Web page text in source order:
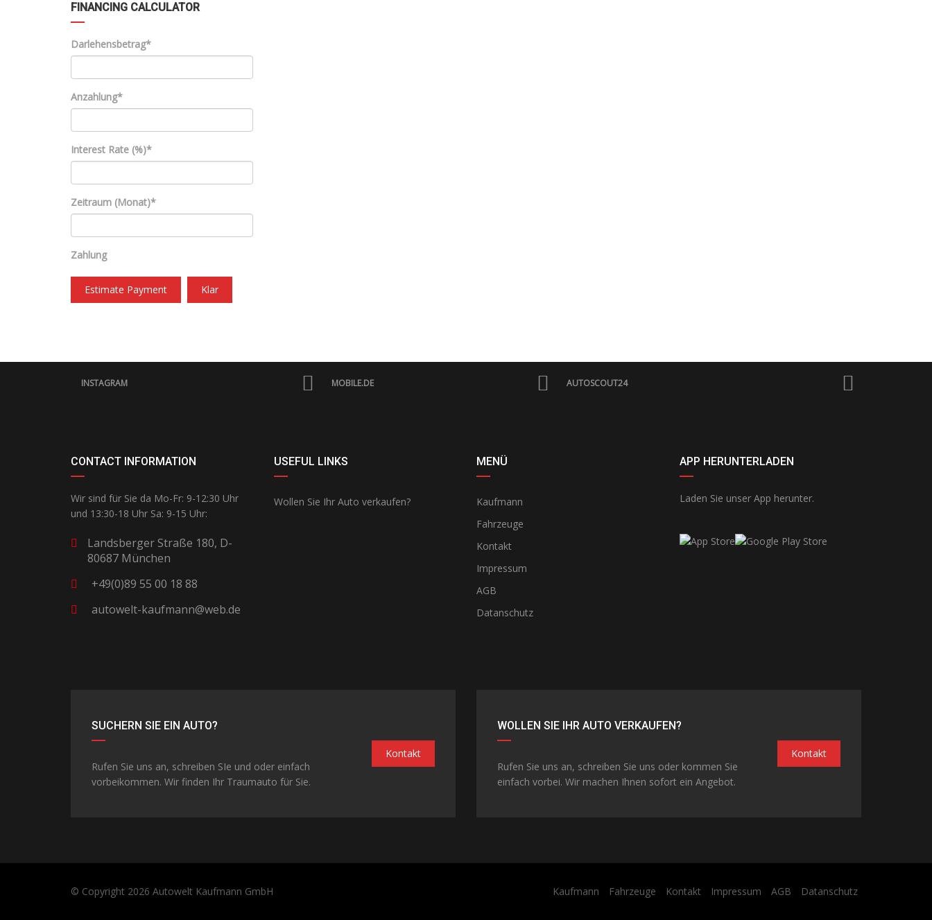
FINANCING CALCULATOR
Darlehensbetrag*
Anzahlung*
Interest Rate (%)*
Zeitraum (Monat)*
Zahlung
Estimate Payment Klar
INSTAGRAM MOBILE.DE AUTOSCOUT24
CONTACT INFORMATION
Wir sind für Sie da Mo-Fr: 9-12:30 Uhr
und 13:30-18 Uhr Sa: 9-15 Uhr:
Landsberger Straße 180, D-
80687 München
+49(0)89 55 00 18 88
autowelt-kaufmann@web.de
USEFUL LINKS
Wollen Sie Ihr Auto verkaufen?
MENÜ
Kaufmann
Fahrzeuge
Kontakt
Impressum
AGB
Datanschutz
APP HERUNTERLADEN
Laden Sie unser App herunter.
SUCHERN SIE EIN AUTO?
Rufen Sie uns an, schreiben SIe und oder einfach
vorbeikommen. Wir finden Ihr Traumauto für Sie.
Kontakt
WOLLEN SIE IHR AUTO VERKAUFEN?
Rufen Sie uns an, schreiben Sie uns oder kommen Sie
einfach vorbei. Wir machen Ihnen sofort ein Angebot.
Kontakt
© Copyright 2026 Autowelt Kaufmann GmbH Kaufmann Fahrzeuge Kontakt Impressum AGB Datanschutz